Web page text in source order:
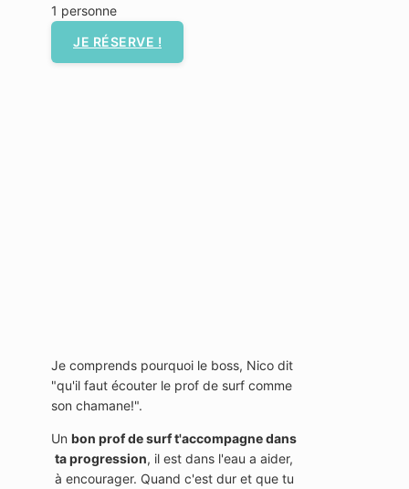
1 personne
JE RÉSERVE !
Je comprends pourquoi le boss, Nico dit
"qu'il faut écouter le prof de surf comme
son chamane!".
Un bon prof de surf t'accompagne dans
ta progression, il est dans l'eau a aider,
à encourager. Quand c'est dur et que tu